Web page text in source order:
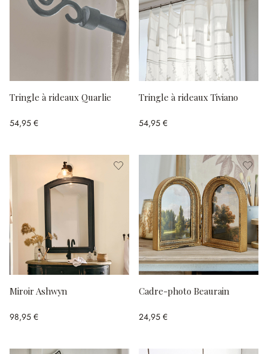
Tringle à rideaux Quarlie
54,95 €
Tringle à rideaux Tiviano
54,95 €
Miroir Ashwyn
98,95 €
Cadre-photo Beaurain
24,95 €